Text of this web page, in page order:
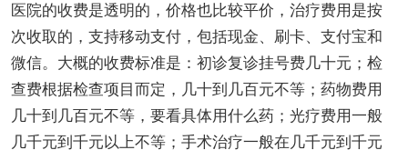
医院的收费是透明的，价格也比较平价，治疗费用是按
次收取的，支持移动支付，包括现金、刷卡、支付宝和
微信。大概的收费标准是：初诊复诊挂号费几十元；检
查费根据检查项目而定，几十到几百元不等；药物费用
几十到几百元不等，要看具体用什么药；光疗费用一般
几千元到千元以上不等；手术治疗一般在几千元到千元